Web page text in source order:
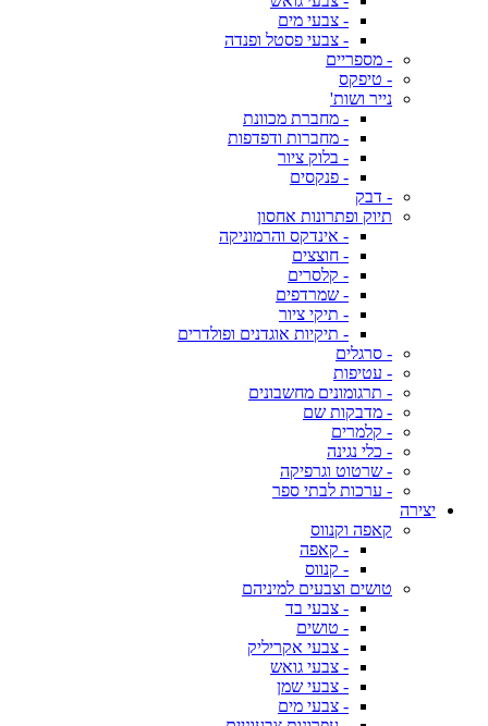
- צבעי מים
- צבעי פסטל ופנדה
- מספריים
- טיפקס
נייר ושות'
- מחברת מכוונת
- מחברות ודפדפות
- בלוק ציור
- פנקסים
- דבק
תיוק ופתרונות אחסון
- אינדקס והרמוניקה
- חוצצים
- קלסרים
- שמרדפים
- תיקי ציור
- תיקיות אוגדנים ופולדרים
- סרגלים
- עטיפות
- תרגומונים מחשבונים
- מדבקות שם
- קלמרים
- כלי נגינה
- שרטוט וגרפיקה
- ערכות לבתי ספר
יצירה
קאפה וקנווס
- קאפה
- קנווס
טושים וצבעים למיניהם
- צבעי בד
- טושים
- צבעי אקריליק
- צבעי גואש
- צבעי שמן
- צבעי מים